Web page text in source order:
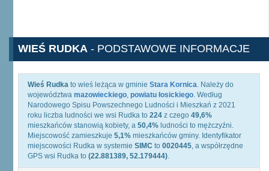
WIEŚ RUDKA - PODSTAWOWE INFORMACJE
Wieś Rudka to wieś leżąca w gminie Stara Kornica. Należy do
województwa mazowieckiego, powiatu łosickiego. Według
Narodowego Spisu Powszechnego Ludności i Mieszkań z 2021
roku liczba ludności we wsi Rudka to 224 z czego 49,6%
mieszkańców stanowią kobiety, a 50,4% ludności to mężczyźni.
Miejscowość zamieszkuje 5,1% mieszkańców gminy. Identyfikator
miejscowości Rudka w systemie SIMC to 0020445, a współrzędne
GPS wsi Rudka to (22.881389, 52.179444).